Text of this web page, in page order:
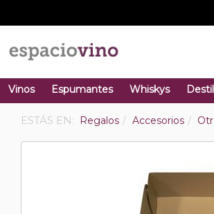
Vinos Espumantes Whiskys
ESTÁS EN: Regalos Accesorios